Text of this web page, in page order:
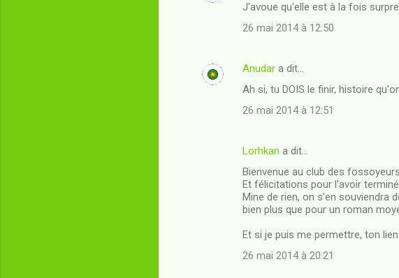
J'avoue qu'elle est à la fois
26 mai 2014 à 12:50
Anudar a dit…
Ah si, tu DOIS le finir, histoire
26 mai 2014 à 12:51
Lorhkan a dit…
Bienvenue au club des
Et félicitations pour l'avoir
Mine de rien, on s'en souviendra
bien plus que pour un roman
Et si je puis me permettre, ton
26 mai 2014 à 20:21